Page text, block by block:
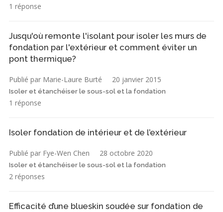
1 réponse
Jusqu'où remonte l'isolant pour isoler les murs de
fondation par l'extérieur et comment éviter un
pont thermique?
Publié par Marie-Laure Burté 20 janvier 2015
Isoler et étanchéiser le sous-sol et la fondation
1 réponse
Isoler fondation de intérieur et de l’extérieur
Publié par Fye-Wen Chen 28 octobre 2020
Isoler et étanchéiser le sous-sol et la fondation
2 réponses
Efficacité d’une blueskin soudée sur fondation de